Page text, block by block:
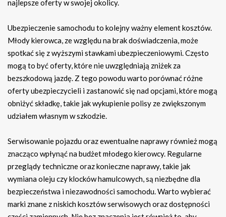
najlepsze oferty w swojej okolicy.
Ubezpieczenie samochodu to kolejny ważny element kosztów.
Młody kierowca, ze względu na brak doświadczenia, może
spotkać się z wyższymi stawkami ubezpieczeniowymi. Często
mogą to być oferty, które nie uwzględniają zniżek za
bezszkodową jazdę. Z tego powodu warto porównać różne
oferty ubezpieczycieli i zastanowić się nad opcjami, które mogą
obniżyć składkę, takie jak wykupienie polisy ze zwiększonym
udziałem własnym w szkodzie.
Serwisowanie pojazdu oraz ewentualne naprawy również mogą
znacząco wpłynąć na budżet młodego kierowcy. Regularne
przeglądy techniczne oraz konieczne naprawy, takie jak
wymiana oleju czy klocków hamulcowych, są niezbędne dla
bezpieczeństwa i niezawodności samochodu. Warto wybierać
marki znane z niskich kosztów serwisowych oraz dostępności